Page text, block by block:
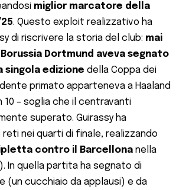
miglior marcatore della
​. Questo exploit realizzativo ha
di riscrivere la storia del club: mai
Dortmund aveva segnato
singola edizione della Coppa dei
primato apparteneva a Haaland
10​ – soglia che il centravanti
superato. Guirassy ha
nei quarti di finale, realizzando
contro il Barcellona nella
In quella partita ha segnato di
(un cucchiaio da applausi) e da